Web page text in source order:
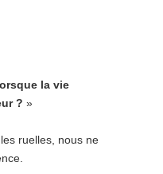
la vie
? »
ruelles, nous ne